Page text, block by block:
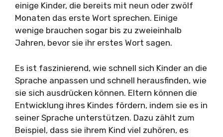
einige Kinder, die bereits mit neun oder zwölf
Monaten das erste Wort sprechen. Einige
wenige brauchen sogar bis zu zweieinhalb
Jahren, bevor sie ihr erstes Wort sagen.
Es ist faszinierend, wie schnell sich Kinder an die
Sprache anpassen und schnell herausfinden, wie
sie sich ausdrücken können. Eltern können die
Entwicklung ihres Kindes fördern, indem sie es in
seiner Sprache unterstützen. Dazu zählt zum
Beispiel, dass sie ihrem Kind viel zuhören, es